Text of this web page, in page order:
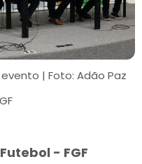
| Foto: Adão Paz
- FGF